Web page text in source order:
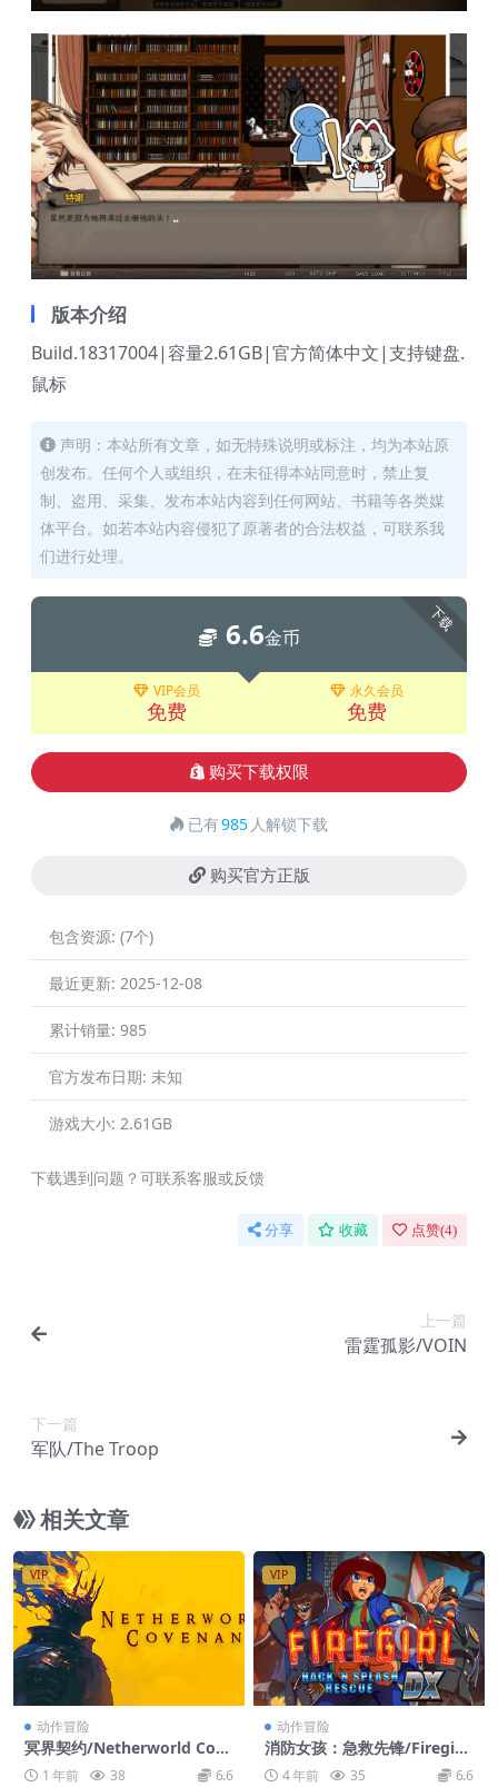
版本介绍
Build.18317004|容量2.61GB|官方简体中文|支持键盘.
鼠标
声明：本站所有文章，如无特殊说明或标注，均为本站原
创发布。任何个人或组织，在未征得本站同意时，禁止复
制、盗用、采集、发布本站内容到任何网站、书籍等各类媒
体平台。如若本站内容侵犯了原著者的合法权益，可联系我
们进行处理。
下载
6.6金币
VIP会员
免费
永久会员
免费
购买下载权限
已有985 人解锁下载
购买官方正版
包含资源: (7个)
最近更新: 2025-12-08
累计销量: 985
官方发布日期: 未知
游戏大小: 2.61GB
下载遇到问题？可联系客服或反馈
分享 收藏 点赞(4)
上一篇
雷霆孤影/VOIN
下一篇
军队/The Troop
相关文章
VIP
动作冒险
冥界契约/Netherworld Cove
nant1 年前 38 6.6
VIP
动作冒险
消防女孩：急救先锋/Firegirl:
Hack ‘n Splash Rescue
4 年前 35 6.6